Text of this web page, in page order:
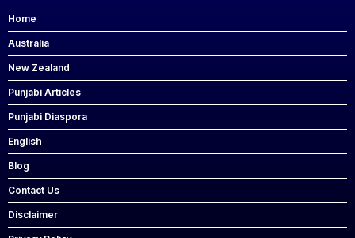
Home
Australia
New Zealand
Punjabi Articles
Punjabi Diaspora
English
Blog
Contact Us
Disclaimer